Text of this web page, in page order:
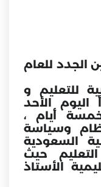
الجدد للعام
للتعليم و
اليوم الأحد
خمسة أيام ،
وسياسة
السعودية
حيث
الأستاذ